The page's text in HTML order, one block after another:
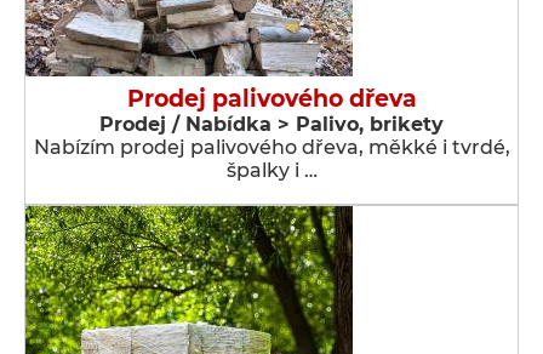
Prodej palivového dřeva
Prodej / Nabídka > Palivo, brikety
Nabízím prodej palivového dřeva, měkké i tvrdé,
špalky i …